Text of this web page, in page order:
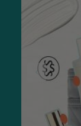
свої потреби
добре
масажер із
рідини та
Для
щітку для
видаляють
пошкоджуючи
Якщо ваша
масажер
видимий ефект